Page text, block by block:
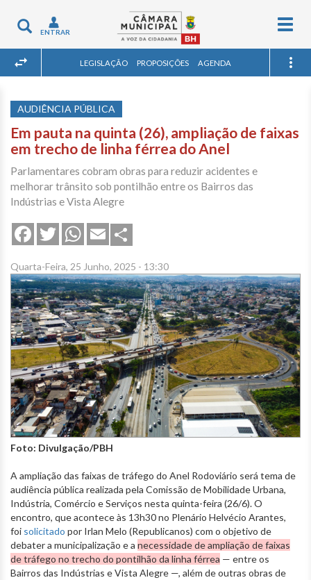
Toggle
navigation
ENTRAR
LEGISLAÇÃO PROPOSIÇÕES AGENDA
AUDIÊNCIA PÚBLICA
Em pauta na quinta (26), ampliação de faixas
em trecho de linha férrea do Anel
Parlamentares cobram obras para reduzir acidentes e
melhorar trânsito sob pontilhão entre os Bairros das
Indústrias e Vista Alegre
FacebookTwitterWhatsApp
Email
Quarta-Feira, 25 Junho, 2025 - 13:30
Foto: Divulgação/PBH
A ampliação das faixas de tráfego do Anel Rodoviário será tema de
audiência pública realizada pela Comissão de Mobilidade Urbana,
Indústria, Comércio e Serviços nesta quinta-feira (26/6). O
encontro, que acontece às 13h30 no Plenário Helvécio Arantes,
foi solicitado por Irlan Melo (Republicanos) com o objetivo de
debater a municipalização e a necessidade de ampliação de faixas
de tráfego no trecho do pontilhão da linha férrea — entre os
Bairros das Indústrias e Vista Alegre —, além de outras obras de